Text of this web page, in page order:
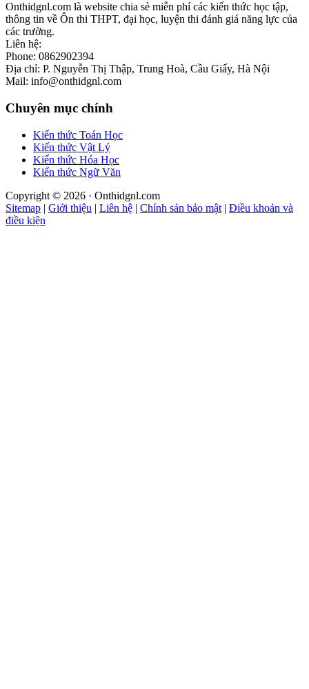
Onthidgnl.com là website chia sẻ miễn phí các kiến thức học tập,
thông tin về Ôn thi THPT, đại học, luyện thi đánh giá năng lực của
các trường.
Liên hệ:
Phone: 0862902394
Địa chỉ: P. Nguyễn Thị Thập, Trung Hoà, Cầu Giấy, Hà Nội
Mail: info@onthidgnl.com
Chuyên mục chính
Kiến thức Toán Học
Kiến thức Vật Lý
Kiến thức Hóa Học
Kiến thức Ngữ Văn
Copyright © 2026 · Onthidgnl.com
Sitemap | Giới thiệu | Liên hệ | Chính sản bảo mật | Điều khoản và
điều kiện